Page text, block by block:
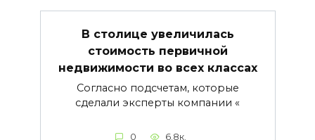
В столице увеличилась
стоимость первичной
недвижимости во всех классах
Согласно подсчетам, которые
сделали эксперты компании «
0 6.8к.